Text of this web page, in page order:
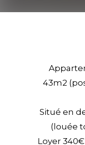
43m2
Situé en
(louée
Loyer